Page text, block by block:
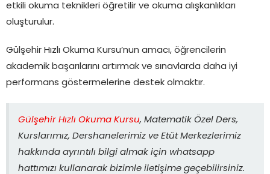
etkili okuma teknikleri öğretilir ve okuma alışkanlıkları
oluşturulur.
Gülşehir Hızlı Okuma Kursu’nun amacı, öğrencilerin
akademik başarılarını artırmak ve sınavlarda daha iyi
performans göstermelerine destek olmaktır.
Gülşehir Hızlı Okuma Kursu, Matematik Özel Ders,
Kurslarımız, Dershanelerimiz ve Etüt Merkezlerimiz
hakkında ayrıntılı bilgi almak için whatsapp
hattımızı kullanarak bizimle iletişime geçebilirsiniz.